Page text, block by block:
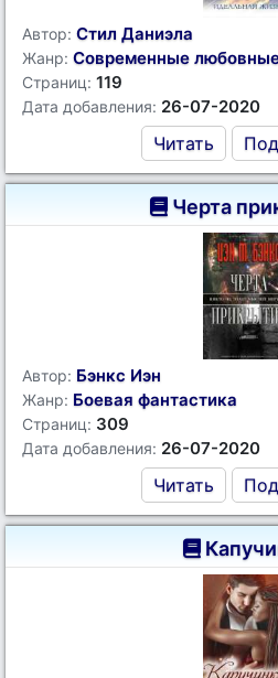
Автор: Стил Даниэла
Жанр: Современные
Страниц: 119
Дата добавления: 26-07-2020
Читать
Черта
Автор: Бэнкс Иэн
Жанр: Боевая фантастика
Страниц: 309
Дата добавления: 26-07-2020
Читать